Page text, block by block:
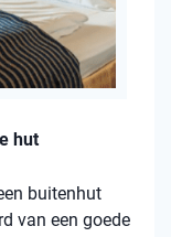
hut
buitenhut
van een goede